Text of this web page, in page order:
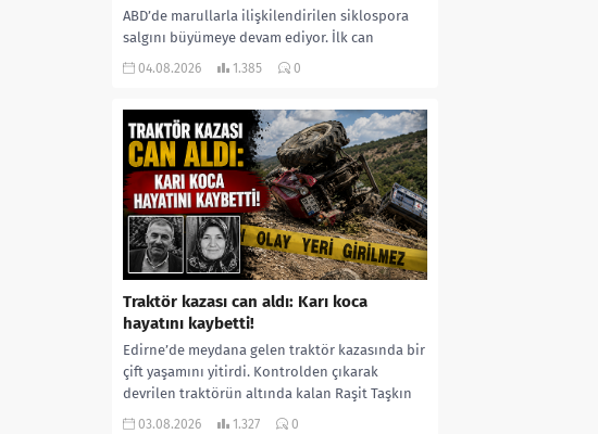
ABD’de marullarla ilişkilendirilen siklospora
salgını büyümeye devam ediyor. İlk can
kayıplarının yaşandığı salgında vaka sayısının
04.08.2026 1.385 0
Traktör kazası can aldı: Karı koca
hayatını kaybetti!
Edirne’de meydana gelen traktör kazasında bir
çift yaşamını yitirdi. Kontrolden çıkarak
devrilen traktörün altında kalan Raşit Taşkın
ile eşi Fatma...
03.08.2026 1.327 0